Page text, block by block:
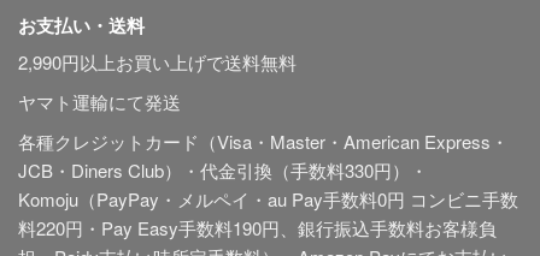
お支払い・送料
2,990円以上お買い上げで送料無料
ヤマト運輸にて発送
各種クレジットカード（Visa・Master・American Express・
JCB・Diners Club）・代金引換（手数料330円）・
Komoju（PayPay・メルペイ・au Pay手数料0円 コンビニ手数
料220円・Pay Easy手数料190円、銀行振込手数料お客様負